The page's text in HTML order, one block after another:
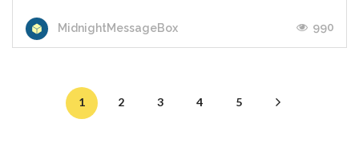
MidnightMessageBox 990
1 2 3 4 5